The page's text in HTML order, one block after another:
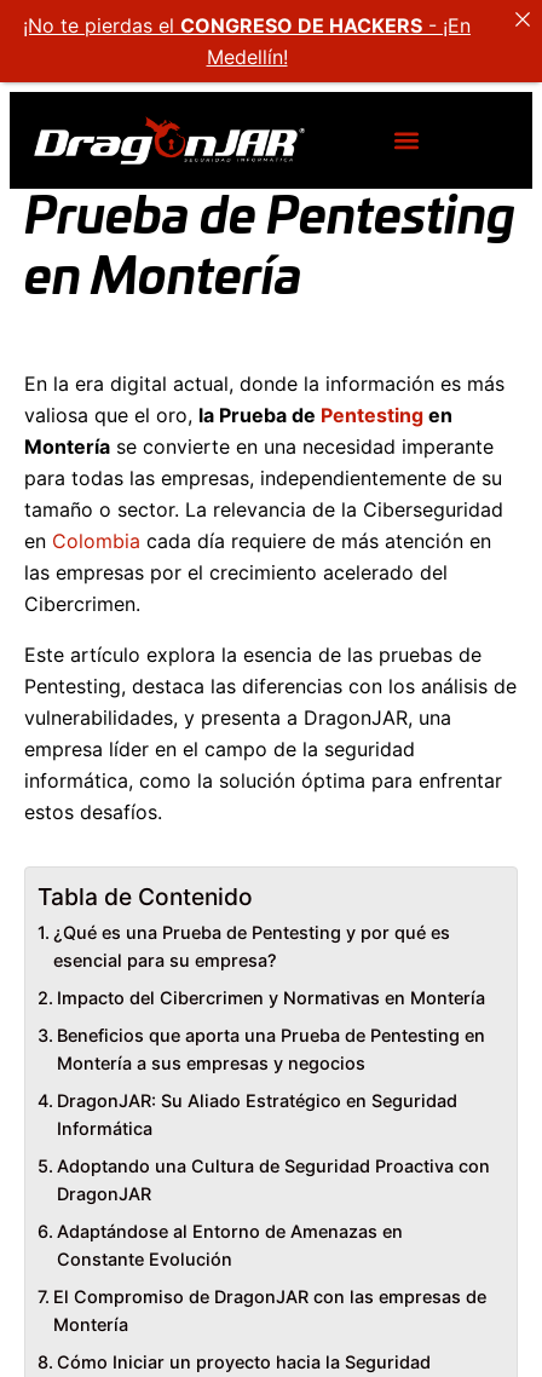
Prueba de Pentesting
en Montería
En la era digital actual, donde la información es más
valiosa que el oro, la Prueba de Pentesting en
Montería se convierte en una necesidad imperante
para todas las empresas, independientemente de su
tamaño o sector. La relevancia de la Ciberseguridad
en Colombia cada día requiere de más atención en
las empresas por el crecimiento acelerado del
Cibercrimen.
Este artículo explora la esencia de las pruebas de
Pentesting, destaca las diferencias con los análisis de
vulnerabilidades, y presenta a DragonJAR, una
empresa líder en el campo de la seguridad
informática, como la solución óptima para enfrentar
estos desafíos.
Tabla de Contenido
¿Qué es una Prueba de Pentesting y por qué es
esencial para su empresa?
Impacto del Cibercrimen y Normativas en Montería
Beneficios que aporta una Prueba de Pentesting en
Montería a sus empresas y negocios
DragonJAR: Su Aliado Estratégico en Seguridad
Informática
Adoptando una Cultura de Seguridad Proactiva con
DragonJAR
Adaptándose al Entorno de Amenazas en
Constante Evolución
El Compromiso de DragonJAR con las empresas de
Montería
Cómo Iniciar un proyecto hacia la Seguridad
¡No te pierdas el CONGRESO DE HACKERS - ¡En
Medellín!